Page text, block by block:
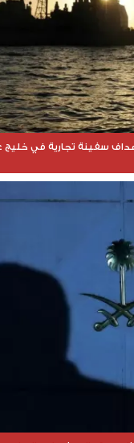
سفينة تجارية في